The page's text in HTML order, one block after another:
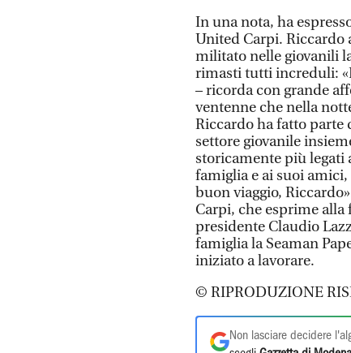
In una nota, ha
United Carpi. Riccardo
militato nelle giovanili
rimasti tutti increduli:
– ricorda con grande
ventenne che nella
Riccardo ha fatto parte
settore giovanile
storicamente più legati
famiglia e ai suoi
buon viaggio,
Carpi, che esprime
presidente Claudio
famiglia la Seaman
iniziato a lavorare.
© RIPRODUZIONE
Non lasciare decidere